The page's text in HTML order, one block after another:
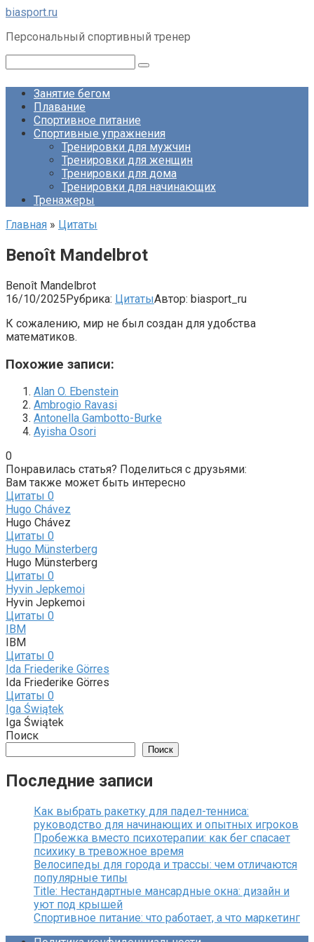
Перейти
контенту
biasport.ru
Персональный спортивный тренер
Занятие бегом
Плавание
Спортивное питание
Спортивные упражнения
Тренировки для мужчин
Тренировки для женщин
Тренировки для дома
Тренировки для начинающих
Тренажеры
Главная » Цитаты
Benoît Mandelbrot
Benoît Mandelbrot
16/10/2025Рубрика: ЦитатыАвтор: biasport_ru
К сожалению, мир не был создан для удобства
математиков.
Похожие записи:
Alan O. Ebenstein
Ambrogio Ravasi
Antonella Gambotto-Burke
Ayisha Osori
0
Понравилась статья? Поделиться с друзьями:
Вам также может быть интересно
Цитаты 0
Hugo Chávez
Hugo Chávez
Цитаты 0
Hugo Münsterberg
Hugo Münsterberg
Цитаты 0
Hyvin Jepkemoi
Hyvin Jepkemoi
Цитаты 0
IBM
IBM
Цитаты 0
Ida Friederike Görres
Ida Friederike Görres
Цитаты 0
Iga Świątek
Iga Świątek
Поиск
Поиск
Последние записи
Как выбрать ракетку для падел-тенниса:
руководство для начинающих и опытных игроков
Пробежка вместо психотерапии: как бег спасает
психику в тревожное время
Велосипеды для города и трассы: чем отличаются
популярные типы
Title: Нестандартные мансардные окна: дизайн и
уют под крышей
Спортивное питание: что работает, а что маркетинг